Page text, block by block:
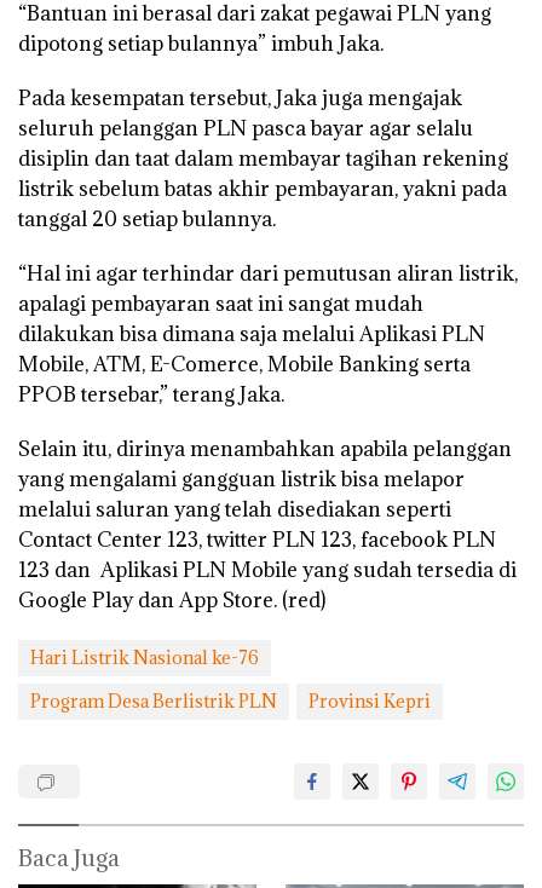
“Bantuan ini berasal dari zakat pegawai PLN yang
dipotong setiap bulannya” imbuh Jaka.
Pada kesempatan tersebut, Jaka juga mengajak
seluruh pelanggan PLN pasca bayar agar selalu
disiplin dan taat dalam membayar tagihan rekening
listrik sebelum batas akhir pembayaran, yakni pada
tanggal 20 setiap bulannya.
“Hal ini agar terhindar dari pemutusan aliran listrik,
apalagi pembayaran saat ini sangat mudah
dilakukan bisa dimana saja melalui Aplikasi PLN
Mobile, ATM, E-Comerce, Mobile Banking serta
PPOB tersebar,” terang Jaka.
Selain itu, dirinya menambahkan apabila pelanggan
yang mengalami gangguan listrik bisa melapor
melalui saluran yang telah disediakan seperti
Contact Center 123, twitter PLN 123, facebook PLN
123 dan Aplikasi PLN Mobile yang sudah tersedia di
Google Play dan App Store. (red)
Hari Listrik Nasional ke-76
Program Desa Berlistrik PLN
Provinsi Kepri
Baca Juga